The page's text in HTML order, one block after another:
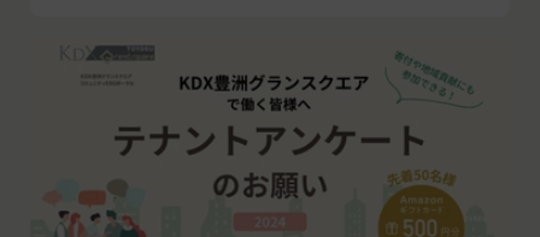
け出た連絡先に対して通知を行えば足りるものと
し、当該通知は通常到達すべき時に会員に到達した
当社は、本条第１項の通知を当社ウェブサイト上に
おける掲示の方法によって行う場合、当該通知が当
社ウェブサイト上に掲示され、会員が当社ウェブサ
イトにアクセスすることによって当該通知を閲覧す